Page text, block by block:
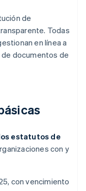
de
Todas
en línea a
documentos de
estatutos de
con y
con vencimiento